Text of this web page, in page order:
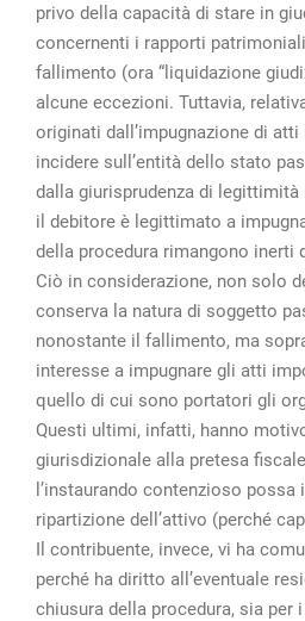
privo della capacità di stare in
concernenti i rapporti
fallimento (ora “liquidazione
alcune eccezioni. Tuttavia,
originati dall’impugnazione di
incidere sull’entità dello stato
dalla giurisprudenza di
il debitore è legittimato a
della procedura rimangono inerti
Ciò in considerazione, non solo
conserva la natura di soggetto
nonostante il fallimento, ma
interesse a impugnare gli atti
quello di cui sono portatori gli
Questi ultimi, infatti, hanno
giurisdizionale alla pretesa
l’instaurando contenzioso possa
ripartizione dell’attivo (perché
Il contribuente, invece, vi ha
perché ha diritto all’eventuale
chiusura della procedura, sia per